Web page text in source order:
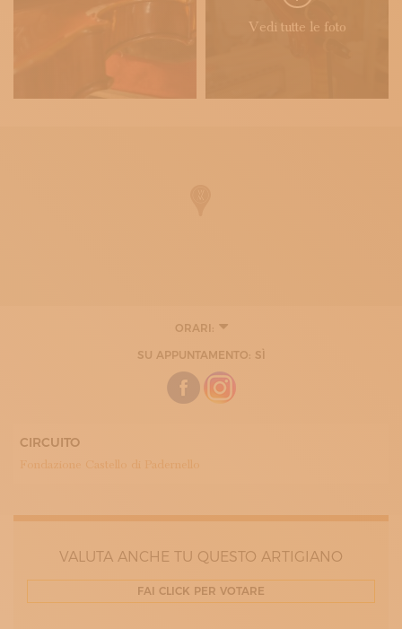
Vedi tutte le foto
ORARI:
SU APPUNTAMENTO: SÌ
CIRCUITO
Fondazione Castello di Padernello
VALUTA ANCHE TU QUESTO ARTIGIANO
FAI CLICK PER VOTARE